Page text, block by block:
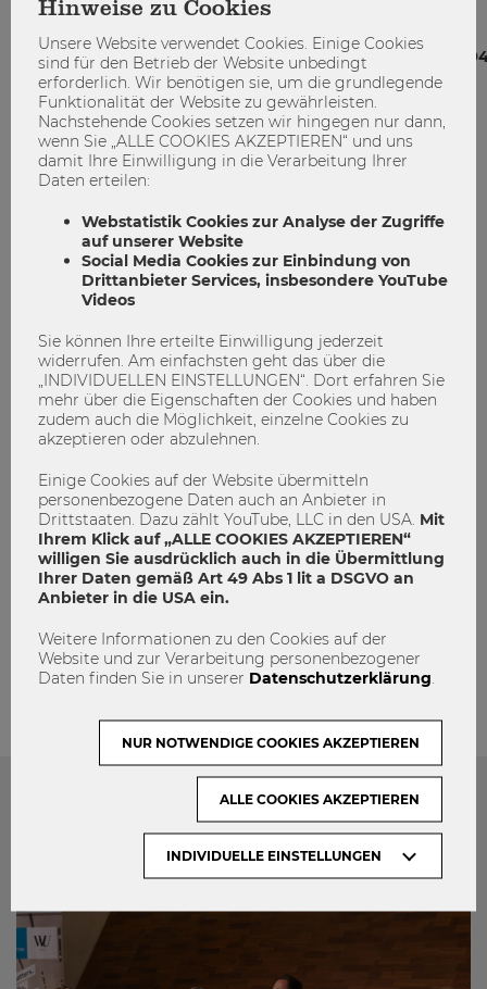
Research: Paradigmatic Roots and Future Research
Avenues, Journal of Service Research 23 (4), 409-432
https://journals.sagepub.com/doi/full/10.1177/
Der Artikel wurde mit dem Best Paper Award des Journal
of Service Research ausgezeichnet und war Finalist für den
SERVSIG Best Service Article Award 2021
https://www.servsig.org/wordpress/awards/servsigs-
best-services-article-award/
Association. Er gehört zu den am meisten zitierten Werken,
die in den letzten drei Jahren im Journal of Service
Research erschienen sind.
Consumerism Forschung
Nachhaltigkeit
Second Hand
Sustainability
Das könnte dich auch Interessieren
Hinweise zu Cookies
Unsere Website verwendet Cookies. Einige Cookies
sind für den Betrieb der Website unbedingt
erforderlich. Wir benötigen sie, um die grundlegende
Funktionalität der Website zu gewährleisten.
Nachstehende Cookies setzen wir hingegen nur dann,
wenn Sie „ALLE COOKIES AKZEPTIEREN“ und uns
damit Ihre Einwilligung in die Verarbeitung Ihrer
Daten erteilen:
Webstatistik Cookies zur Analyse der Zugriffe
auf unserer Website
Social Media Cookies zur Einbindung von
Drittanbieter Services, insbesondere YouTube
Videos
Sie können Ihre erteilte Einwilligung jederzeit
widerrufen. Am einfachsten geht das über die
„INDIVIDUELLEN EINSTELLUNGEN“. Dort erfahren Sie
mehr über die Eigenschaften der Cookies und haben
zudem auch die Möglichkeit, einzelne Cookies zu
akzeptieren oder abzulehnen.
Einige Cookies auf der Website übermitteln
personenbezogene Daten auch an Anbieter in
Drittstaaten. Dazu zählt YouTube, LLC in den USA. Mit
Ihrem Klick auf „ALLE COOKIES AKZEPTIEREN“
willigen Sie ausdrücklich auch in die Übermittlung
Ihrer Daten gemäß Art 49 Abs 1 lit a DSGVO an
Anbieter in die USA ein.
Weitere Informationen zu den Cookies auf der
Website und zur Verarbeitung personenbezogener
Daten finden Sie in unserer Datenschutzerklärung
INDIVIDUELLE EINSTELLUNGEN
NUR NOTWENDIGE COOKIES AKZEPTIEREN
ALLE COOKIES AKZEPTIEREN